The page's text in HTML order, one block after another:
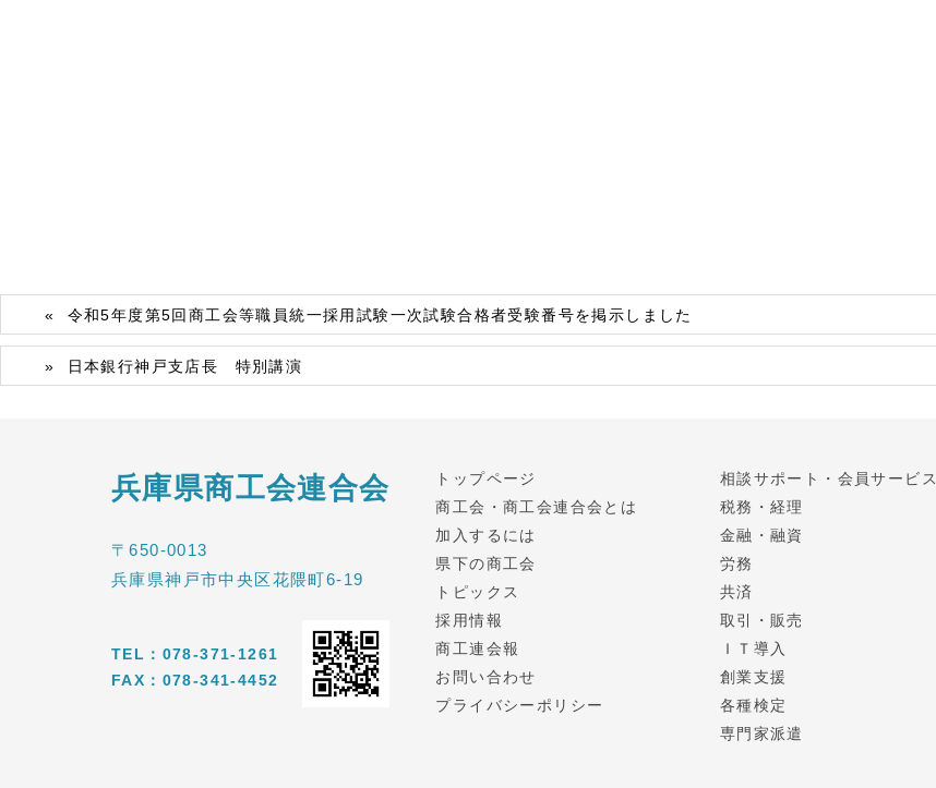
令和5年度第5回商工会等職員統一採用試験一次試験合格者受験番号を掲示しました
日本銀行神戸支店長 特別講演
兵庫県商工会連合会
〒650-0013
兵庫県神戸市中央区花隈町6-19
TEL：078-371-1261
FAX：078-341-4452
トップページ
商工会・商工会連合会とは
加入するには
県下の商工会
トピックス
採用情報
商工連会報
お問い合わせ
プライバシーポリシー
相談サポート・会員サービス
税務・経理
金融・融資
労務
共済
取引・販売
ＩＴ導入
創業支援
各種検定
専門家派遣